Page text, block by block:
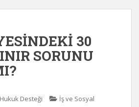
30
SORUNU
Hukuk Desteği
İş ve Sosyal